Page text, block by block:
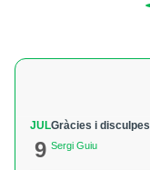
JUL
9
Gràcies i disculpes
Sergi Guiu